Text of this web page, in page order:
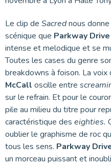
Le clip de Sacrednous
scénique que Parkway Drive
intense et melodique et se
Toutes les cases du genre
breakdowns à foison. La voix
McCall oscille entre
sur le refrain. Et pour le
pile au milieu du titre pour
caractéristique des eighties.
oublier le graphisme de roc
tous les sens. Parkway
un morceau puissant et